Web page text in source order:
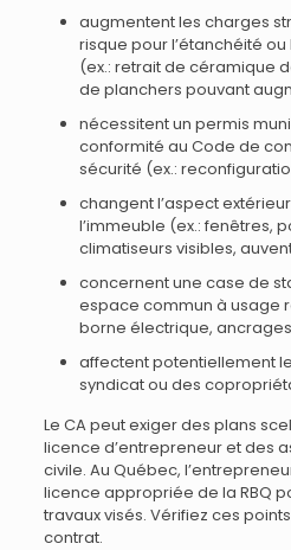
augmentent les charges
risque pour l’étanchéité
(ex.: retrait de céramique
de planchers pouvant
nécessitent un permis
conformité au Code de
sécurité (ex.:
changent l’aspect
l’immeuble (ex.: fenêtres,
climatiseurs visibles,
concernent une case de
espace commun à usage
borne électrique,
affectent potentiellement
syndicat ou des
Le CA peut exiger des plans
licence d’entrepreneur et des
civile. Au Québec,
licence appropriée de la RBQ
travaux visés. Vérifiez ces
contrat.